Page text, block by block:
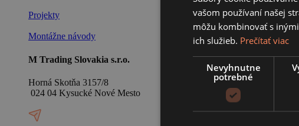
Projekty
Montážne návody
M Trading Slovakia s.r.o.
Horná Skotňa 3157/8
024 04 Kysucké Nové Mesto
vašom používaní našej
môžu kombinovať s
ich služieb. Prečítať viac
Nevyhnutne
potrebné